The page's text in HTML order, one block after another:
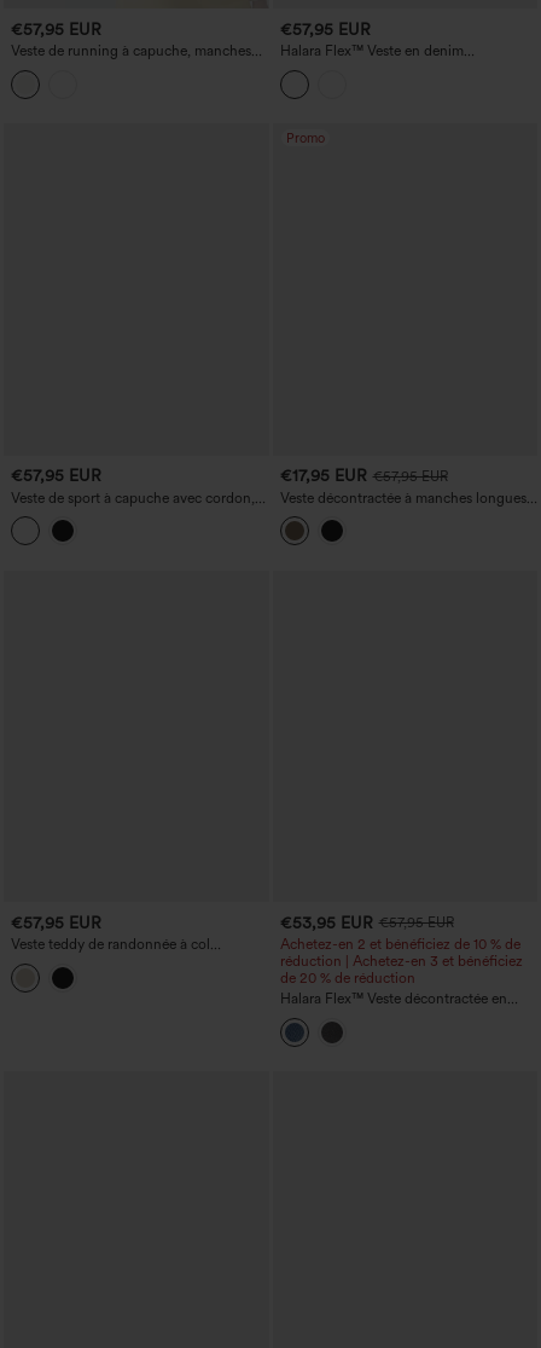
€57,95 EUR
Veste de running à capuche, manches
longues, en mesh contrasté, avec
poches — UPF50+
€57,95 EUR
Halara Flex™ Veste en denim
décontractée à col rond et manches
longues, avec poches
€57,95 EUR
Veste de sport à capuche avec cordon,
empiècements en mesh contrastants et
poches
Promo
€17,95 EUR €57,95 EUR
Veste décontractée à manches longues
avec cordon de serrage, ourlet à volants
et poches
€57,95 EUR
Veste teddy de randonnée à col
montant, coupe décontractée, fermeture
éclair et poches
€53,95 EUR €57,95 EUR
Achetez-en 2 et bénéficiez de 10 % de
réduction | Achetez-en 3 et bénéficiez
de 20 % de réduction
Halara Flex™ Veste décontractée en
denim à col montant, manches longues
et poches